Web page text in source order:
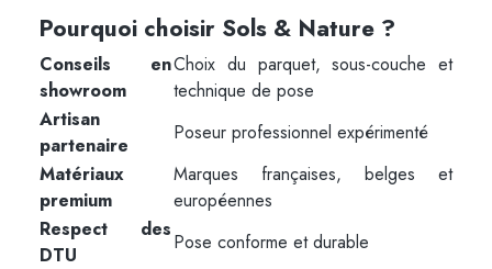
Pourquoi choisir Sols & Nature ?
Conseils en
showroom
Choix du parquet, sous-couche et
technique de pose
Artisan
partenaire
Poseur professionnel expérimenté
Matériaux
premium
Marques françaises, belges et
européennes
Respect des
DTU
Pose conforme et durable